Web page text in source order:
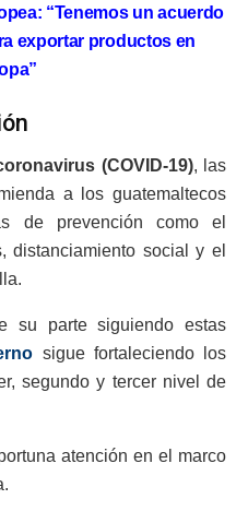
“Tenemos un acuerdo
exportar productos en
(COVID-19), las
a los guatemaltecos
de prevención como el
distanciamiento social y el
su parte siguiendo estas
sigue fortaleciendo los
segundo y tercer nivel de
atención en el marco